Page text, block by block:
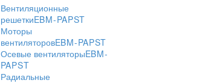
Вентиляционные
решеткиEBM-PAPST
Моторы
вентиляторовEBM-PAPST
Осевые вентиляторыEBM-
PAPST
Радиальные